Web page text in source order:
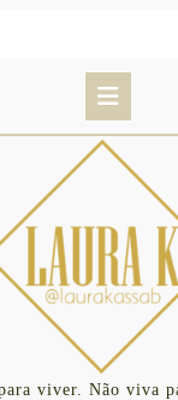
viver. Não viva